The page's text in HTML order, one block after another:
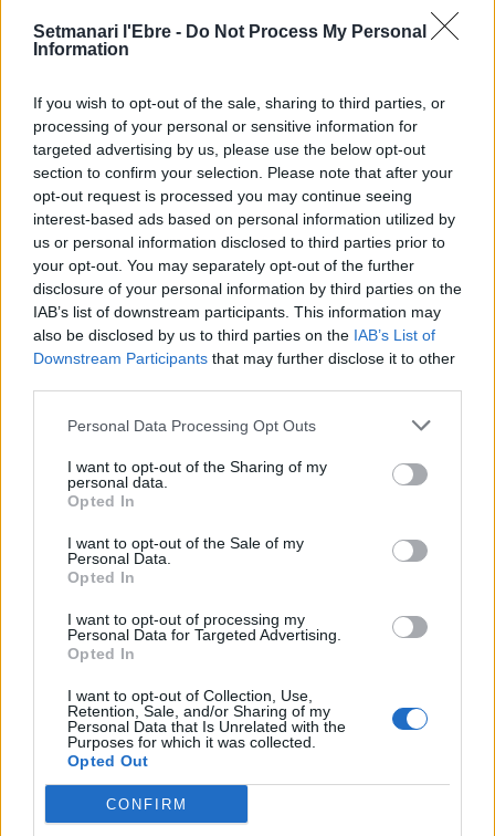
Setmanari l'Ebre - Do Not Process My Personal
Information
If you wish to opt-out of the sale, sharing to third parties, or
processing of your personal or sensitive information for
targeted advertising by us, please use the below opt-out
section to confirm your selection. Please note that after your
opt-out request is processed you may continue seeing
interest-based ads based on personal information utilized by
us or personal information disclosed to third parties prior to
your opt-out. You may separately opt-out of the further
disclosure of your personal information by third parties on the
IAB’s list of downstream participants. This information may
also be disclosed by us to third parties on the IAB’s List of
Downstream Participants that may further disclose it to other
Personal Data Processing Opt Outs
I want to opt-out of the Sharing of my
personal data.
Opted In
I want to opt-out of the Sale of my
Personal Data.
Opted In
I want to opt-out of processing my
Personal Data for Targeted Advertising.
Opted In
I want to opt-out of Collection, Use,
Retention, Sale, and/or Sharing of my
Personal Data that Is Unrelated with the
Purposes for which it was collected.
Opted Out
CONFIRM
Comentari:
Deseu el meu nom, el correu electrònic i el lloc web en
ÚLTIMES NOTÍCIES
Els vestits de paper guanyen força
40 peces a concurs
31 de juliol de 2026